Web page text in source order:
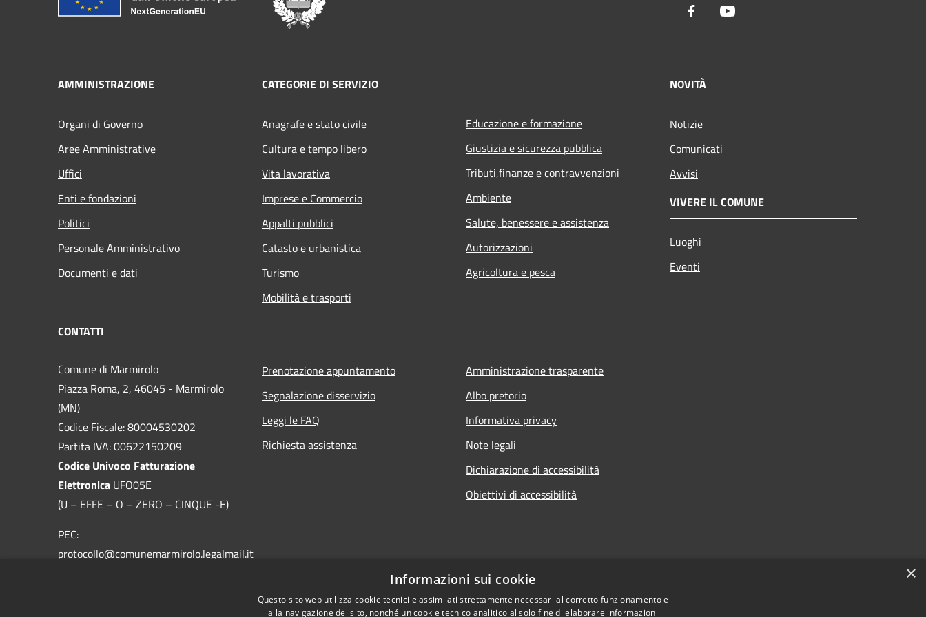
Facebook
AMMINISTRAZIONE
Organi di Governo
Aree Amministrative
Uffici
Enti e fondazioni
Politici
Personale Amministrativo
Documenti e dati
CATEGORIE DI SERVIZIO
Anagrafe e stato civile
Cultura e tempo libero
Vita lavorativa
Imprese e Commercio
Appalti pubblici
Catasto e urbanistica
Turismo
Mobilità e trasporti
Educazione e formazione
Giustizia e sicurezza pubblica
Tributi,finanze e contravvenzioni
Ambiente
Salute, benessere e assistenza
Autorizzazioni
Agricoltura e pesca
NOVITÀ
Notizie
Comunicati
Avvisi
VIVERE IL COMUNE
Luoghi
Eventi
CONTATTI
Comune di Marmirolo
Piazza Roma, 2, 46045 - Marmirolo
(MN)
Codice Fiscale: 80004530202
Partita IVA: 00622150209
Codice Univoco Fatturazione
Elettronica UFO05E
(U – EFFE – O – ZERO – CINQUE -E)
PEC:
protocollo@comunemarmirolo.legalmail.it
Prenotazione appuntamento
Segnalazione disservizio
Leggi le FAQ
Richiesta assistenza
Amministrazione trasparente
Albo pretorio
Informativa privacy
Note legali
Dichiarazione di accessibilità
Obiettivi di accessibilità
×
Informazioni sui cookie
Questo sito web utilizza cookie tecnici e assimilati strettamente necessari al corretto funzionamento e
alla navigazione del sito, nonché un cookie tecnico analitico al solo fine di elaborare informazioni